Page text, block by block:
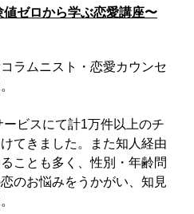
ゼロから学ぶ恋愛講座〜
ラムニスト・恋愛カウンセ
ビスにて計1万件以上のチ
てきました。また知人経由
ことも多く、性別・年齢問
のお悩みをうかがい、知見